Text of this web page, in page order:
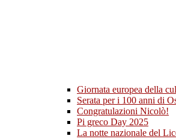
Giornata europea della
Serata per i 100 anni di
Congratulazioni Nicolò!
Pi greco Day 2025
La notte nazionale del